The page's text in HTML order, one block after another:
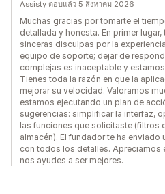
Assisty ตอบแล้ว 5 สิงหาคม 2026
Muchas gracias por tomarte el
detallada y honesta. En primer
sinceras disculpas por la
equipo de soporte; dejar de
complejas es inaceptable y
Tienes toda la razón en que la
mejorar su velocidad. Valoramos
estamos ejecutando un plan de
sugerencias: simplificar la interfaz,
las funciones que solicitaste (filtros
almacén). El fundador te ha
con todos los detalles. Apreciamos
nos ayudes a ser mejores.